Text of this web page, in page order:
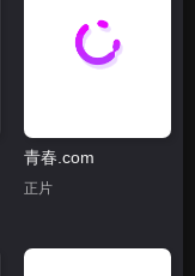
青春.com
正片